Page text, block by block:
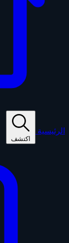
الرئيسية
اكتشف